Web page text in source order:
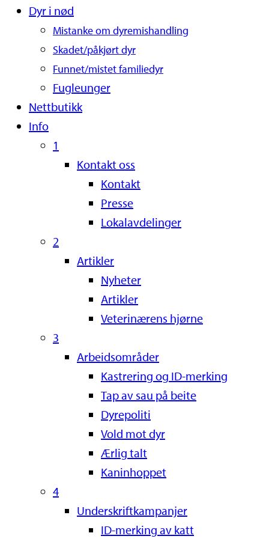
Dyr i nød
Mistanke om dyremishandling
Skadet/påkjørt dyr
Funnet/mistet familiedyr
Fugleunger
Nettbutikk
Info
1
Kontakt oss
Kontakt
Presse
Lokalavdelinger
2
Artikler
Nyheter
Artikler
Veterinærens hjørne
3
Arbeidsområder
Kastrering og ID-merking
Tap av sau på beite
Dyrepoliti
Vold mot dyr
Ærlig talt
Kaninhoppet
4
Underskriftkampanjer
ID-merking av katt